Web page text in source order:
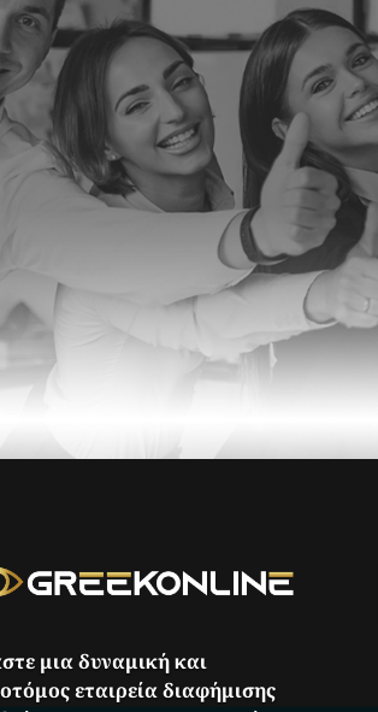
μια δυναμική και
εταιρεία διαφήμισης